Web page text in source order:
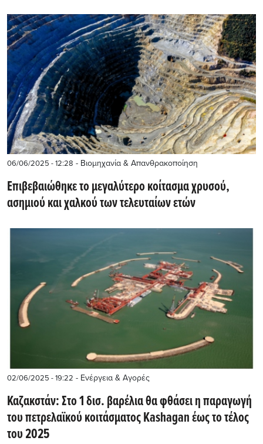
06/06/2025 - 12:28 - Βιομηχανία & Απανθρακοποίηση
Επιβεβαιώθηκε το μεγαλύτερο κοίτασμα χρυσού,
ασημιού και χαλκού των τελευταίων ετών
02/06/2025 - 19:22 - Ενέργεια & Αγορές
Καζακστάν: Στο 1 δισ. βαρέλια θα φθάσει η παραγωγή
του πετρελαϊκού κοιτάσματος Kashagan έως το τέλος
του 2025